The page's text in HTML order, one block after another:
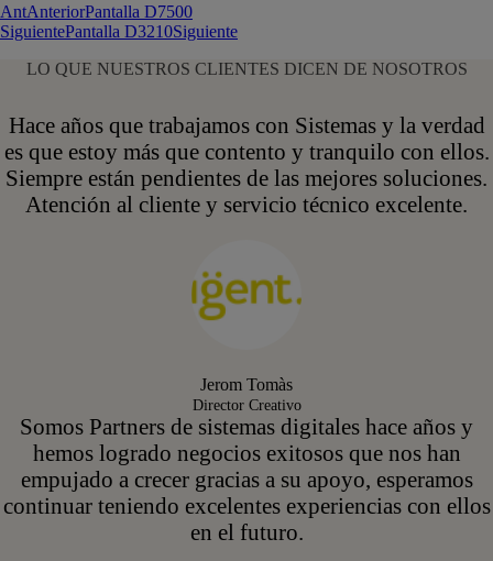
AntAnteriorPantalla D7500
SiguientePantalla D3210Siguiente
LO QUE NUESTROS CLIENTES DICEN DE NOSOTROS
Hace años que trabajamos con Sistemas y la verdad
es que estoy más que contento y tranquilo con ellos.
Siempre están pendientes de las mejores soluciones.
Atención al cliente y servicio técnico excelente.
Jerom Tomàs
Director Creativo
Somos Partners de sistemas digitales hace años y
hemos logrado negocios exitosos que nos han
empujado a crecer gracias a su apoyo, esperamos
continuar teniendo excelentes experiencias con ellos
en el futuro.